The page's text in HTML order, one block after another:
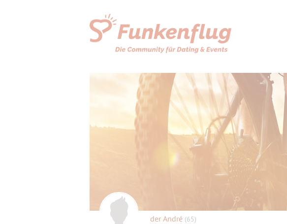
der André (65)